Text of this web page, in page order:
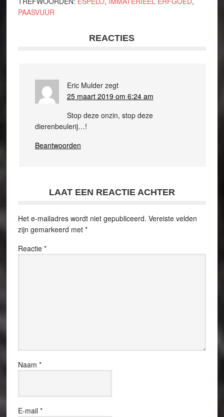
PAASVUUR
REACTIES
Eric Mulder zegt
25 maart 2019 om 6:24 am
Stop deze onzin, stop deze
dierenbeulerij…!
Beantwoorden
LAAT EEN REACTIE ACHTER
Het e-mailadres wordt niet gepubliceerd. Vereiste velden
zijn gemarkeerd met *
Reactie *
Naam *
E-mail *